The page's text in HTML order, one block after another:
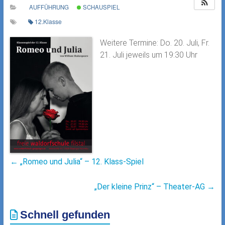
AUFFÜHRUNG SCHAUSPIEL
12.Klasse
Weitere Termine: Do. 20. Juli, Fr.
21. Juli jeweils um 19:30 Uhr
← „Romeo und Julia“ – 12. Klass-Spiel
„Der kleine Prinz“ – Theater-AG →
Schnell gefunden